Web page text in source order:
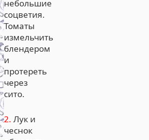
небольшие
соцветия.
Томаты
измельчить
блендером
и
протереть
через
сито.
2. Лук и
чеснок